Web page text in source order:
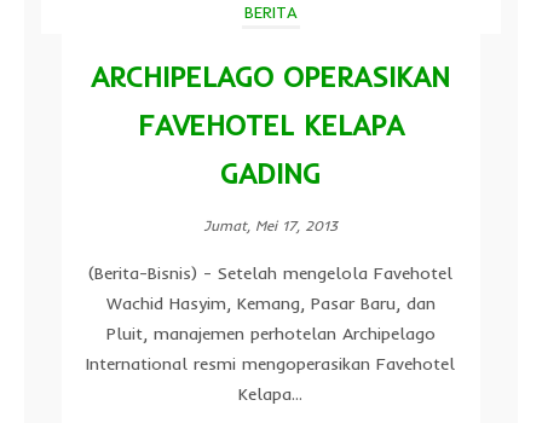
BERITA
ARCHIPELAGO OPERASIKAN
FAVEHOTEL KELAPA
GADING
Jumat, Mei 17, 2013
(Berita-Bisnis) - Setelah mengelola Favehotel
Wachid Hasyim, Kemang, Pasar Baru, dan
Pluit, manajemen perhotelan Archipelago
International resmi mengoperasikan Favehotel
Kelapa...